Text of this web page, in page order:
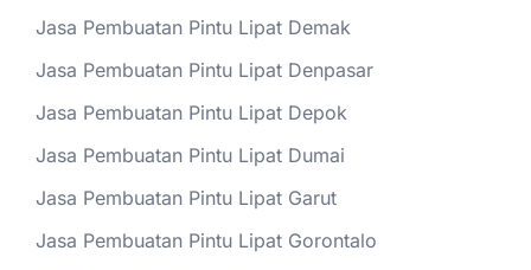
Jasa Pembuatan Pintu Lipat Demak
Jasa Pembuatan Pintu Lipat Denpasar
Jasa Pembuatan Pintu Lipat Depok
Jasa Pembuatan Pintu Lipat Dumai
Jasa Pembuatan Pintu Lipat Garut
Jasa Pembuatan Pintu Lipat Gorontalo